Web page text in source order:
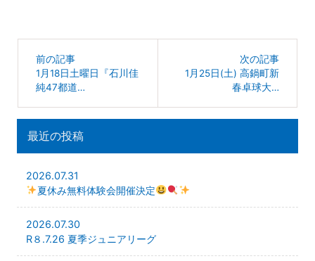
前の記事
1月18日土曜日『石川佳
純47都道…
次の記事
1月25日(土) 高鍋町新
春卓球大…
最近の投稿
2026.07.31
夏休み無料体験会開催決定
2026.07.30
R８.7.26 夏季ジュニアリーグ